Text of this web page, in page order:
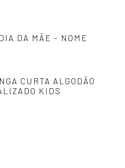
DA MÃE - NOME
CURTA ALGODÃO
KIDS